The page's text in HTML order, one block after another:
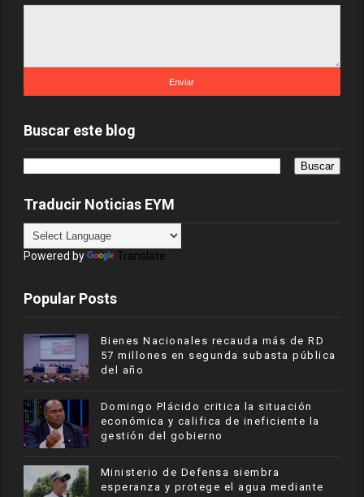
Buscar este blog
Traducir Noticias EYM
Powered by Translate
Popular Posts
Bienes Nacionales recauda más de RD
57 millones en segunda subasta pública
del año
​Domingo Plácido critica la situación
económica y califica de ineficiente la
gestión del gobierno
Ministerio de Defensa siembra
esperanza y protege el agua mediante